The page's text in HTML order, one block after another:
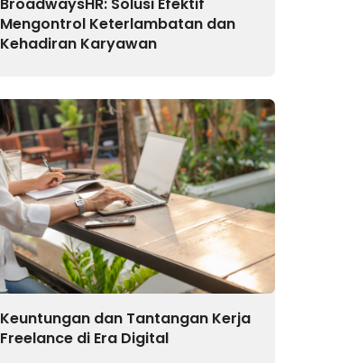
Mengontrol Keterlambatan dan
Kehadiran Karyawan
Keuntungan dan Tantangan Kerja
Freelance di Era Digital